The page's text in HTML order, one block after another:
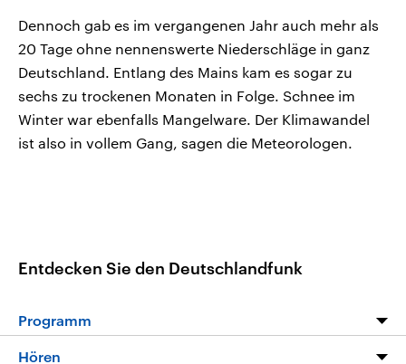
Dennoch gab es im vergangenen Jahr auch mehr als
20 Tage ohne nennenswerte Niederschläge in ganz
Deutschland. Entlang des Mains kam es sogar zu
sechs zu trockenen Monaten in Folge. Schnee im
Winter war ebenfalls Mangelware. Der Klimawandel
ist also in vollem Gang, sagen die Meteorologen.
Entdecken Sie den Deutschlandfunk
Programm
Programm
Hören